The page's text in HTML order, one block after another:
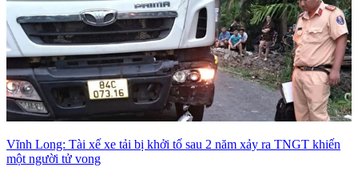
Vĩnh Long: Tài xế xe tải bị khởi tố sau 2 năm xảy ra TNGT khiến
một người tử vong